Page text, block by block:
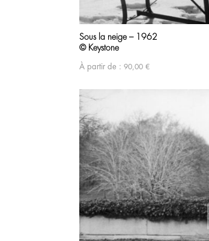
Sous la neige – 1962
© Keystone
À partir de : 90,00 €